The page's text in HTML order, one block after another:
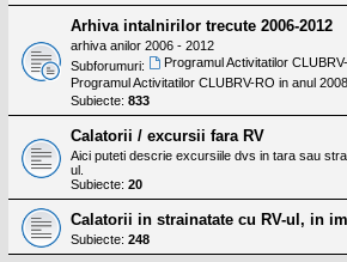
Arhiva intalnirilor trecute 2006-2012
arhiva anilor 2006 - 2012
Subforumuri:
Programul Activitatilor
Programul Activitatilor CLUBRV-RO in anul 2008
Subiecte: 833
Calatorii / excursii fara RV
Aici puteti descrie excursiile dvs in tara sau
ul.
Subiecte: 20
Calatorii in strainatate cu RV-ul, in
Subiecte: 248